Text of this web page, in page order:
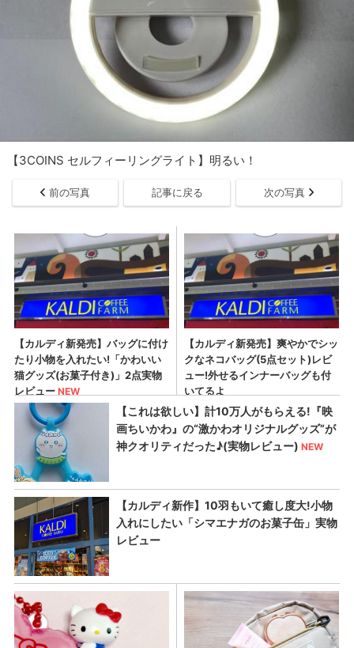
【3COINS セルフィーリングライト】明るい！
前の写真 記事に戻る 次の写真